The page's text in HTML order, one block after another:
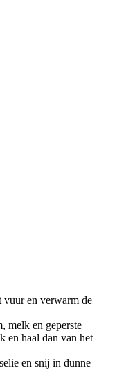
vuur en verwarm de
melk en geperste
en haal dan van het
en snij in dunne